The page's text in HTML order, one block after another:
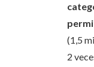
(1,5
2